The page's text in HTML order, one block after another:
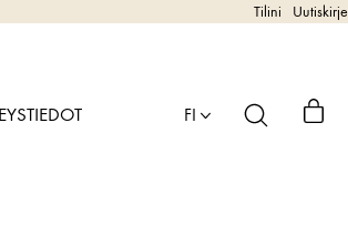
Tilini Uutiskirje
FI